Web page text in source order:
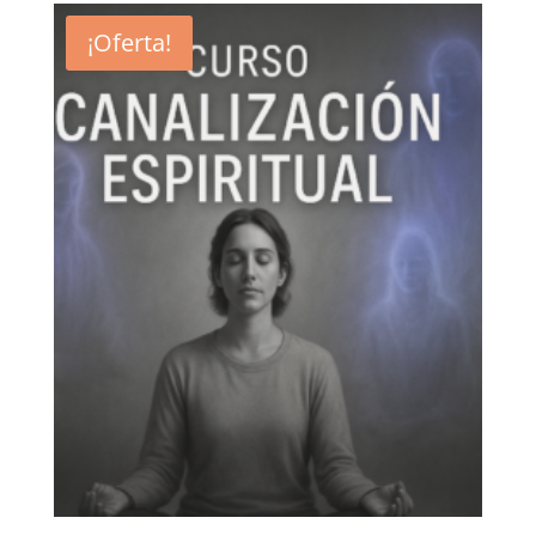
era:
280,00€.
es:
250,00€.
¡Oferta!